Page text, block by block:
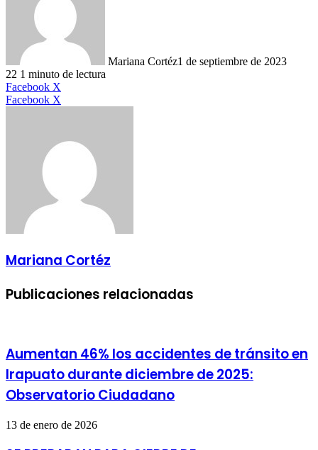
Mariana Cortéz1 de septiembre de 2023
22 1 minuto de lectura
Facebook X
Facebook X
Mariana Cortéz
Publicaciones relacionadas
Aumentan 46% los accidentes de tránsito en
Irapuato durante diciembre de 2025:
Observatorio Ciudadano
13 de enero de 2026